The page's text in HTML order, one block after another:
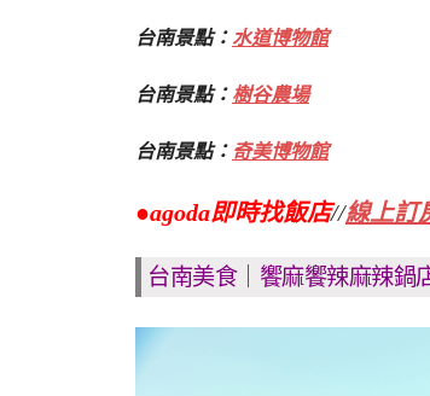
台南景點： 水道博物館
台南景點： 樹谷農場
台南景點： 奇美博物館
●agoda即時找飯店//線上訂
台南美食｜饗麻饗辣麻辣鍋